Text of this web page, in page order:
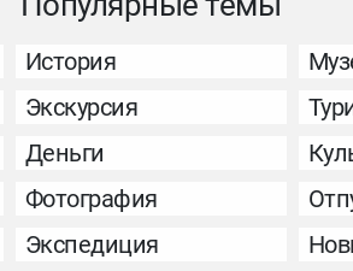
История
Экскурсия
Деньги
Фотография
Экспедиция